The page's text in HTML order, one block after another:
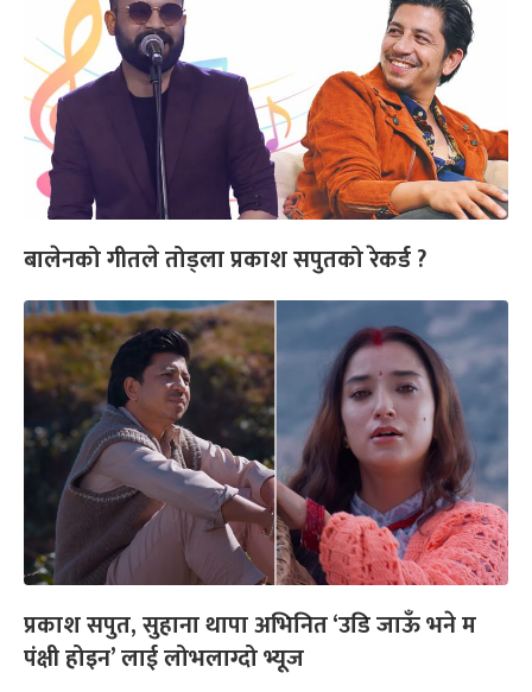
बालेनको गीतले तोड्ला प्रकाश सपुतको रेकर्ड ?
प्रकाश सपुत, सुहाना थापा अभिनित ‘उडि जाऊँ भने म
पंक्षी होइन’ लाई लोभलाग्दो भ्यूज